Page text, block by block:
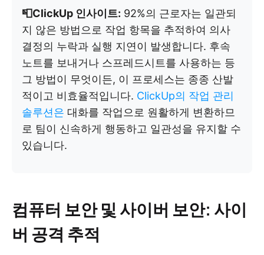
📮ClickUp 인사이트: 92%의 근로자는 일관되
지 않은 방법으로 작업 항목을 추적하여 의사
결정의 누락과 실행 지연이 발생합니다. 후속
노트를 보내거나 스프레드시트를 사용하는 등
그 방법이 무엇이든, 이 프로세스는 종종 산발
적이고 비효율적입니다. ClickUp의 작업 관리
솔루션은 대화를 작업으로 원활하게 변환하므
로 팀이 신속하게 행동하고 일관성을 유지할 수
있습니다.
컴퓨터 보안 및 사이버 보안: 사이
버 공격 추적